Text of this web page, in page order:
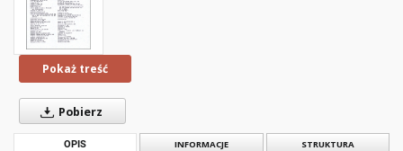
Pokaż treść
Pobierz
OPIS INFORMACJE STRUKTURA